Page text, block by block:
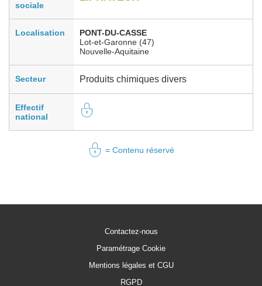
sociale
Localisation
PONT-DU-CASSE
Lot-et-Garonne (47)
Nouvelle-Aquitaine
Secteur Produits chimiques divers
Effectif
national
= Contenu réservé
Contactez-nous
Paramétrage Cookie
Mentions légales et CGU
RGPD